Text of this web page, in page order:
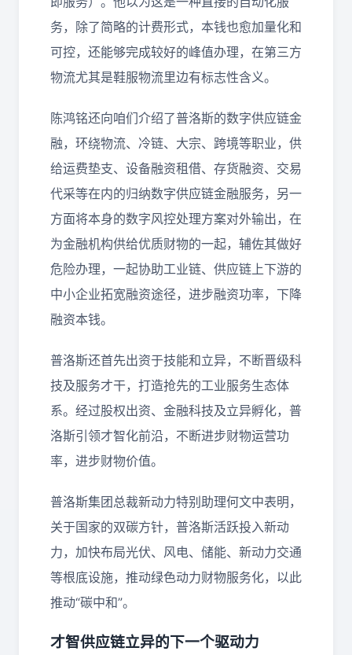
务，除了简略的计费形式，本钱也愈加量化和
可控，还能够完成较好的峰值办理，在第三方
物流尤其是鞋服物流里边有标志性含义。
陈鸿铭还向咱们介绍了普洛斯的数字供应链金
融，环绕物流、冷链、大宗、跨境等职业，供
给运费垫支、设备融资租借、存货融资、交易
代采等在内的归纳数字供应链金融服务，另一
方面将本身的数字风控处理方案对外输出，在
为金融机构供给优质财物的一起，辅佐其做好
危险办理，一起协助工业链、供应链上下游的
中小企业拓宽融资途径，进步融资功率，下降
融资本钱。
普洛斯还首先出资于技能和立异，不断晋级科
技及服务才干，打造抢先的工业服务生态体
系。经过股权出资、金融科技及立异孵化，普
洛斯引领才智化前沿，不断进步财物运营功
率，进步财物价值。
普洛斯集团总裁新动力特别助理何文中表明，
关于国家的双碳方针，普洛斯活跃投入新动
力，加快布局光伏、风电、储能、新动力交通
等根底设施，推动绿色动力财物服务化，以此
推动“碳中和”。
才智供应链立异的下一个驱动力